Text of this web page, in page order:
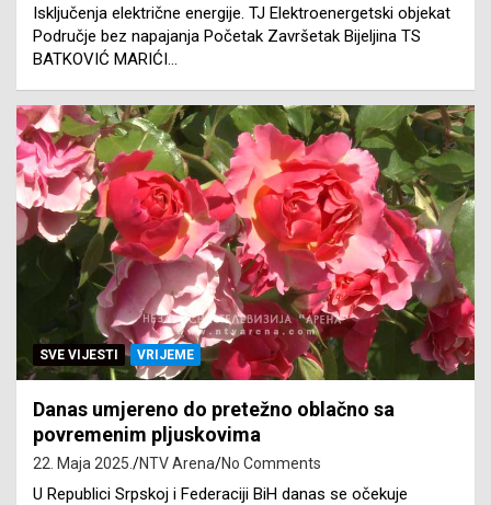
Isključenja električne energije. TJ Elektroenergetski objekat
Područje bez napajanja Početak Završetak Bijeljina TS
BATKOVIĆ MARIĆI…
SVE VIJESTI VRIJEME
Danas umjereno do pretežno oblačno sa
povremenim pljuskovima
22. Maja 2025. NTV Arena No Comments
U Republici Srpskoj i Federaciji BiH danas se očekuje